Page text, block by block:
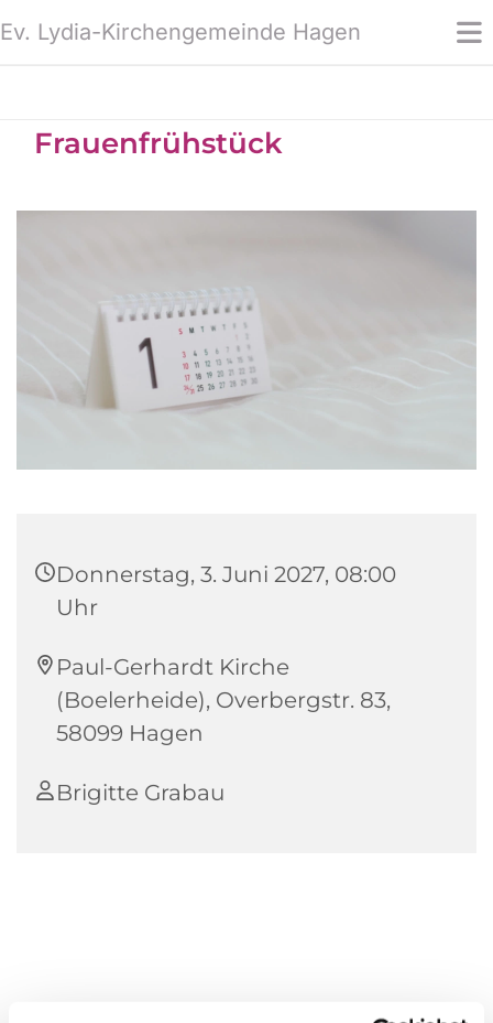
Ev. Lydia-Kirchengemeinde Hagen
Frauenfrühstück
Donnerstag, 3. Juni 2027, 08:00
Uhr
Paul-Gerhardt Kirche
(Boelerheide), Overbergstr. 83,
58099 Hagen
Brigitte Grabau